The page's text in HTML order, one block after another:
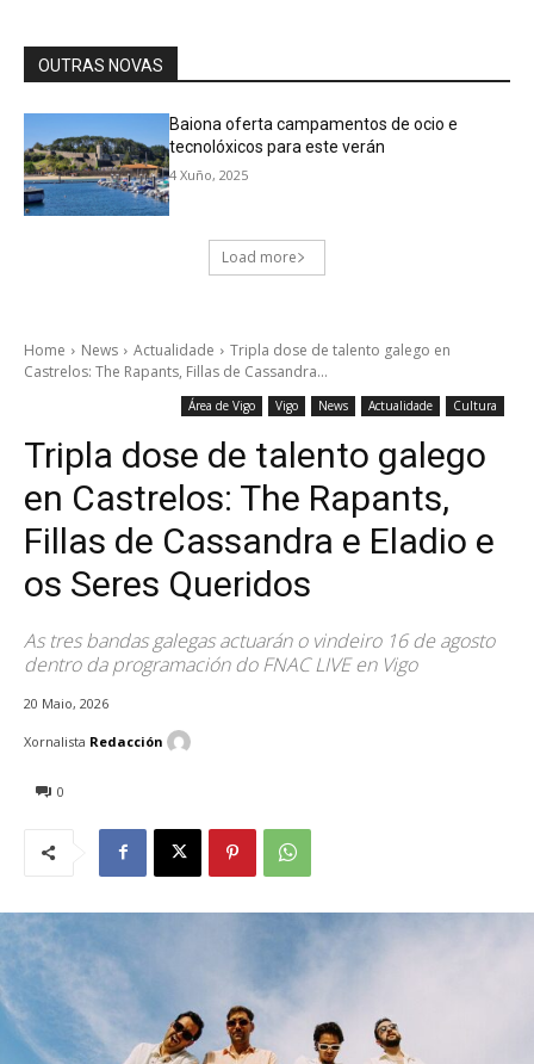
OUTRAS NOVAS
Baiona oferta campamentos de ocio e
tecnolóxicos para este verán
4 Xuño, 2025
Load more